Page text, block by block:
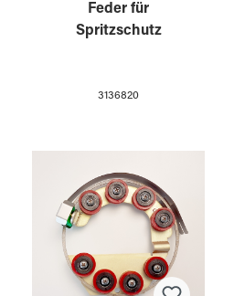
Feder für
Spritzschutz
3136820